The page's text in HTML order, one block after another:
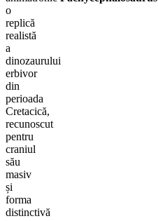
o
replică
realistă
a
dinozaurului
erbivor
din
perioada
Cretacică,
recunoscut
pentru
craniul
său
masiv
și
forma
distinctivă